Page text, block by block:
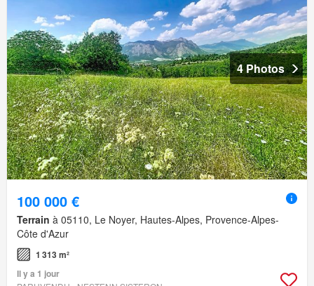
4 Photos
100 000 €
Terrain à 05110, Le Noyer, Hautes-Alpes, Provence-Alpes-
Côte d'Azur
1 313 m²
Il y a 1 jour